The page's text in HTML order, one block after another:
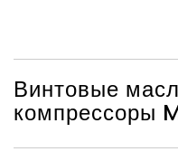
Винтовые
компрессоры